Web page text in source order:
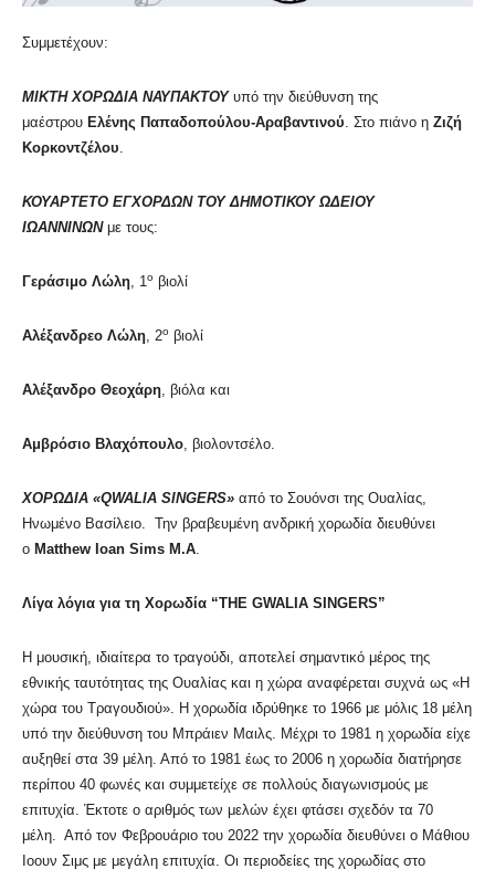
Συμμετέχουν:
ΜΙΚΤΗ ΧΟΡΩΔΙΑ ΝΑΥΠΑΚΤΟΥ υπό την διεύθυνση της
μαέστρου Ελένης Παπαδοπούλου-Αραβαντινού . Στο πιάνο η Ζιζή
Κορκοντζέλου
ΚΟΥΑΡΤΕΤΟ ΕΓΧΟΡΔΩΝ ΤΟΥ ΔΗΜΟΤΙΚΟΥ ΩΔΕΙΟΥ
ΙΩΑΝΝΙΝΩΝμε τους:
Γεράσιμο Λώλη , 1ο βιολί
Αλέξανδρεο Λώλη , 2ο βιολί
Αλέξανδρο Θεοχάρη , βιόλα και
Αμβρόσιο Βλαχόπουλο , βιολοντσέλο.
ΧΟΡΩΔΙΑ «QWALIA SINGERS» από το Σουόνσι της Ουαλίας,
Ηνωμένο Βασίλειο. Την βραβευμένη ανδρική χορωδία διευθύνει
ο Matthew Ioan Sims M.A
Λίγα λόγια για τη Χορωδία “THE GWALIA SINGERS”
Η μουσική, ιδιαίτερα το τραγούδι, αποτελεί σημαντικό μέρος της
εθνικής ταυτότητας της Ουαλίας και η χώρα αναφέρεται συχνά ως «Η
χώρα του Τραγουδιού». Η χορωδία ιδρύθηκε το 1966 με μόλις 18 μέλη
υπό την διεύθυνση του Μπράιεν Μαιλς. Μέχρι το 1981 η χορωδία είχε
αυξηθεί στα 39 μέλη. Από το 1981 έως το 2006 η χορωδία διατήρησε
περίπου 40 φωνές και συμμετείχε σε πολλούς διαγωνισμούς με
επιτυχία. Έκτοτε ο αριθμός των μελών έχει φτάσει σχεδόν τα 70
μέλη. Από τον Φεβρουάριο του 2022 την χορωδία διευθύνει ο Μάθιου
Ιοουν Σιμς με μεγάλη επιτυχία. Οι περιοδείες της χορωδίας στο